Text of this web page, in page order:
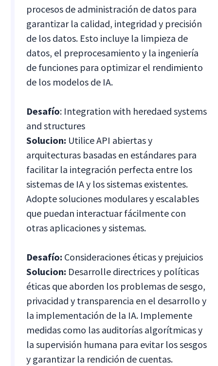
procesos de administración de datos para
garantizar la calidad, integridad y precisión
de los datos. Esto incluye la limpieza de
datos, el preprocesamiento y la ingeniería
de funciones para optimizar el rendimiento
de los modelos de IA.
Desafío: Integration with heredaed systems
and structures
Solucion: Utilice API abiertas y
arquitecturas basadas en estándares para
facilitar la integración perfecta entre los
sistemas de IA y los sistemas existentes.
Adopte soluciones modulares y escalables
que puedan interactuar fácilmente con
otras aplicaciones y sistemas.
Desafío: Consideraciones éticas y prejuicios
Solucion: Desarrolle directrices y políticas
éticas que aborden los problemas de sesgo,
privacidad y transparencia en el desarrollo y
la implementación de la IA. Implemente
medidas como las auditorías algorítmicas y
la supervisión humana para evitar los sesgos
y garantizar la rendición de cuentas.